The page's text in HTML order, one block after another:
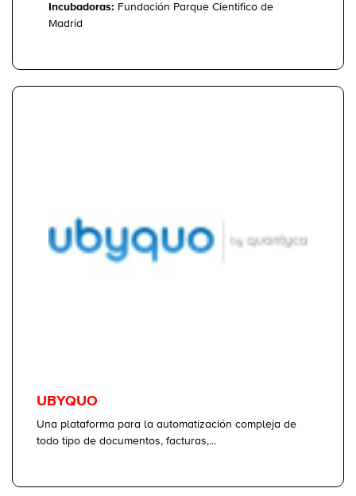
Incubadoras: Fundación Parque Cientifico de
Madrid
UBYQUO
Una plataforma para la automatización compleja de
todo tipo de documentos, facturas,...